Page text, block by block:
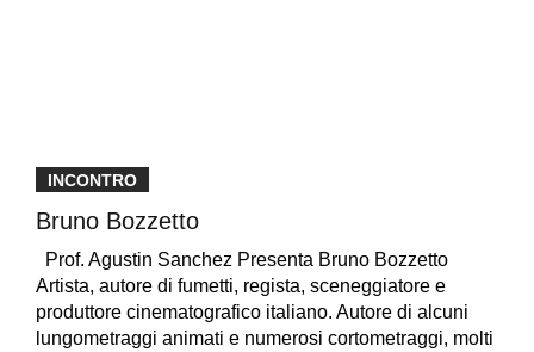
INCONTRO
Bruno Bozzetto
Prof. Agustin Sanchez Presenta Bruno Bozzetto
Artista, autore di fumetti, regista, sceneggiatore e
produttore cinematografico italiano. Autore di alcuni
lungometraggi animati e numerosi cortometraggi, molti